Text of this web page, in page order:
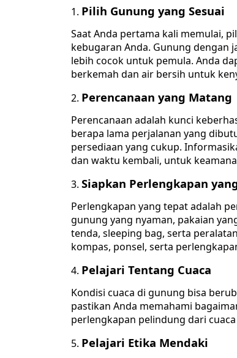
Pilih Gunung yang Sesuai
Saat Anda pertama kali memulai,
kebugaran Anda. Gunung dengan
lebih cocok untuk pemula. Anda
berkemah dan air bersih untuk
Perencanaan yang Matang
Perencanaan adalah kunci
berapa lama perjalanan yang
persediaan yang cukup.
dan waktu kembali, untuk
Siapkan Perlengkapan
Perlengkapan yang tepat adalah
gunung yang nyaman, pakaian
tenda, sleeping bag, serta
kompas, ponsel, serta
Pelajari Tentang Cuaca
Kondisi cuaca di gunung bisa
pastikan Anda memahami
perlengkapan pelindung dari
Pelajari Etika Mendaki